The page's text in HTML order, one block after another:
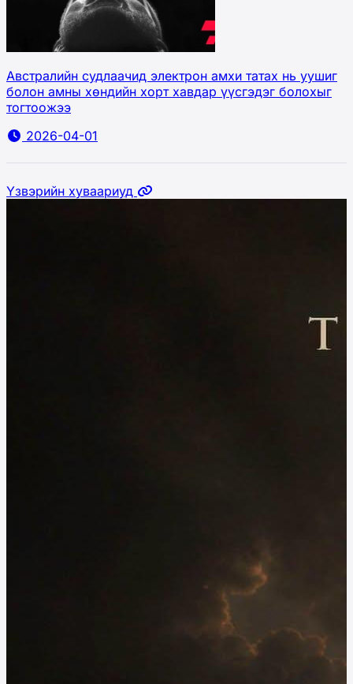
Австралийн судлаачид электрон амхи татах нь уушиг
болон амны хөндийн хорт хавдар үүсгэдэг болохыг
тогтоожээ
2026-04-01
Үзвэрийн хуваариуд